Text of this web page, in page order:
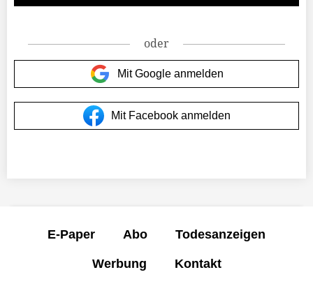
oder
Mit Google anmelden
Mit Facebook anmelden
E-Paper Abo Todesanzeigen
Werbung Kontakt